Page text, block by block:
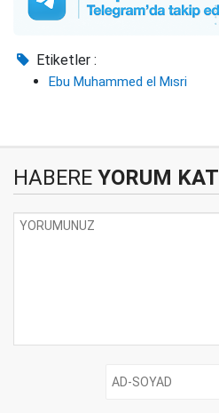
Etiketler :
Ebu Muhammed el Mısri
HABERE YORUM KAT